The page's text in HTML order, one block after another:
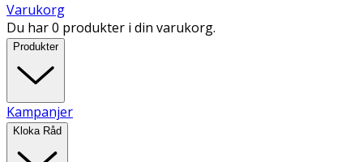
Varukorg
Du har 0 produkter i din varukorg.
Produkter
Kampanjer
Kloka Råd